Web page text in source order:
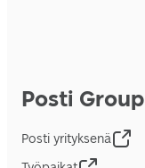
Posti Group
Posti yrityksenä